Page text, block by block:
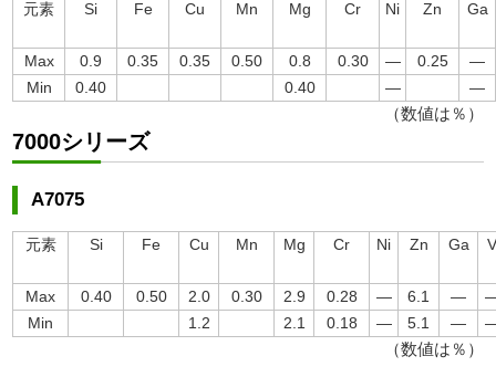
元素 Si Fe Cu Mn Mg Cr Ni Zn Ga
Max 0.9 0.35 0.35 0.50 0.8 0.30 ― 0.25
―
Min
0.40 0.40 ― ―
（数値は％）
7000シリーズ
A7075
元素 Si Fe Cu Mn Mg Cr Ni Zn Ga
Max 0.40 0.50 2.0 0.30 2.9 0.28 ― 6.1 ―
Min
1.2 2.1 0.18 ― 5.1 ―
（数値は％）